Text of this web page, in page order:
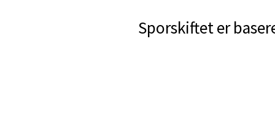
Sporskiftet er